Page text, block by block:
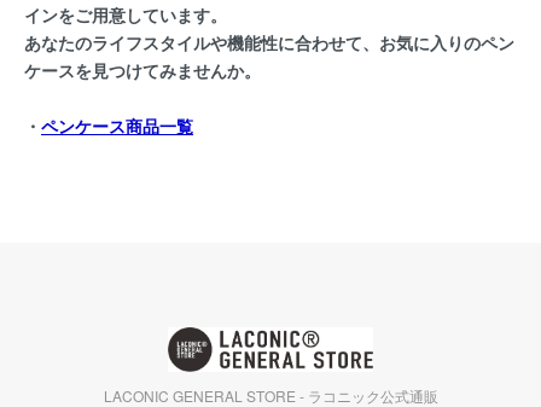
インをご用意しています。
あなたのライフスタイルや機能性に合わせて、お気に入りのペン
ケースを見つけてみませんか。
・ ペンケース商品一覧
LACONIC GENERAL STORE - ラコニック公式通販